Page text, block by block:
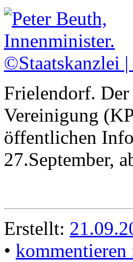
Frielendorf.
Vereinigung
öffentlichen
27.September,
Erstellt:
• kommentieren